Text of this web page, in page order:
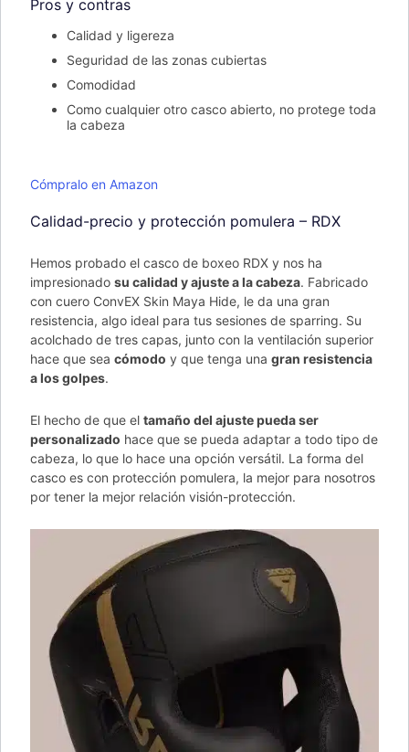
Pros y contras
Calidad y ligereza
Seguridad de las zonas cubiertas
Comodidad
Como cualquier otro casco abierto, no protege toda
la cabeza
Cómpralo en Amazon
Calidad-precio y protección pomulera – RDX
Hemos probado el casco de boxeo RDX y nos ha
impresionado su calidad y ajuste a la cabeza. Fabricado
con cuero ConvEX Skin Maya Hide, le da una gran
resistencia, algo ideal para tus sesiones de sparring. Su
acolchado de tres capas, junto con la ventilación superior
hace que sea cómodo y que tenga una gran resistencia
a los golpes.
El hecho de que el tamaño del ajuste pueda ser
personalizado hace que se pueda adaptar a todo tipo de
cabeza, lo que lo hace una opción versátil. La forma del
casco es con protección pomulera, la mejor para nosotros
por tener la mejor relación visión-protección.